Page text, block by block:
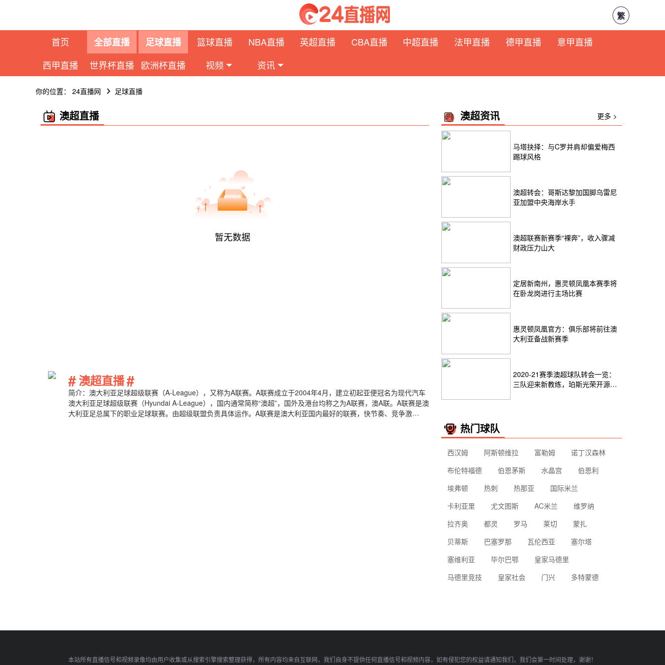
繁
首页 全部直播 足球直播 篮球直播 NBA直播 英超直播 CBA直播 中超直播 法甲直播 德甲直播
意甲直播
西甲直播
世界杯直播 欧洲杯直播 视频 资讯
你的位置： 24直播网 足球直播
澳超直播
暂无数据
#澳超直播#
简介：澳大利亚足球超级联赛（A-League），又称为A联赛。A联赛成立于2004年4月，建立初起亚便冠名为现代汽车
澳大利亚足球超级联赛（Hyundai A-League），国内通常简称“澳超”，国外及港台均称之为A联赛，澳A联。A联赛是澳
大利亚足总属下的职业足球联赛。由超级联盟负责具体运作。A联赛是澳大利亚国内最好的联赛，快节奏、竞争激
澳超资讯 更多 >
马塔抉择：与C罗并肩却偏爱梅西
踢球风格
澳超转会：哥斯达黎加国脚乌雷尼
亚加盟中央海岸水手
澳超联赛新赛季“裸奔”，收入骤减
财政压力山大
定居新南州，惠灵顿凤凰本赛季将
在卧龙岗进行主场比赛
惠灵顿凤凰官方：俱乐部将前往澳
大利亚备战新赛季
2020-21赛季澳超球队转会一览：
三队迎来新教练，珀斯光荣开源节
热门球队
西汉姆 阿斯顿维拉 富勒姆
诺丁汉森林
布伦特福德
伯恩茅斯 水晶宫
伯恩利
埃弗顿
热刺 热那亚
国际米兰
卡利亚里
尤文图斯 AC米兰
维罗纳
拉齐奥
都灵 罗马 莱切
蒙扎
贝蒂斯
巴塞罗那 瓦伦西亚
塞尔塔
塞维利亚
毕尔巴鄂
皇家马德里
马德里竞技
皇家社会 门兴 多特蒙德
本站所有直播信号和视频录像均由用户收集或从搜索引擎搜索整理获得，所有内容均来自互联网，我们自身不提供任何直播信号和视频内容，如有侵犯您的权益请通知我们，我们会第一时间处理，谢谢！